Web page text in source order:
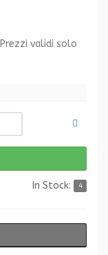
Prezzi validi solo
In Stock: 4